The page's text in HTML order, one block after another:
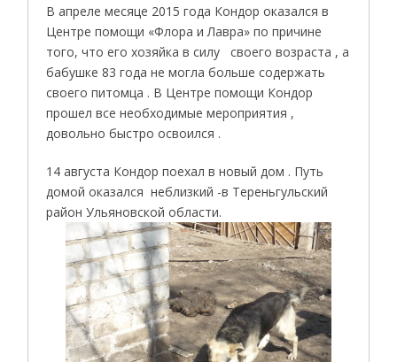
В апреле месяце 2015 года Кондор оказался в
Центре помощи «Флора и Лавра» по причине
того, что его хозяйка в силу своего возраста , а
бабушке 83 года не могла больше содержать
своего питомца . В Центре помощи Кондор
прошел все необходимые мероприятия ,
довольно быстро освоился .
14 августа Кондор поехал в новый дом . Путь
домой оказался неблизкий -в Тереньгульский
район Ульяновской области.